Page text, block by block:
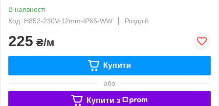
В наявності
Код: H852-230V-12mm-IP65-WW
Роздріб
225 ₴/м
Купити
або
Купити з